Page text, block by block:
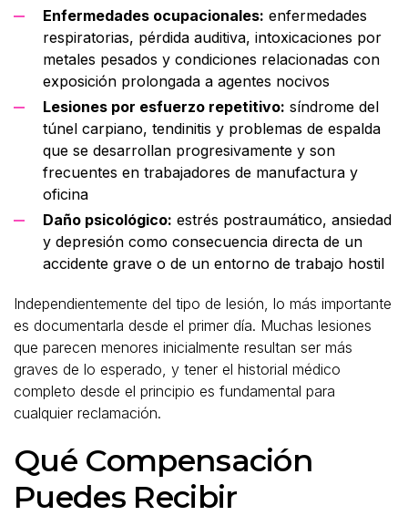
Enfermedades ocupacionales: enfermedades
respiratorias, pérdida auditiva, intoxicaciones por
metales pesados y condiciones relacionadas con
exposición prolongada a agentes nocivos
Lesiones por esfuerzo repetitivo: síndrome del
túnel carpiano, tendinitis y problemas de espalda
que se desarrollan progresivamente y son
frecuentes en trabajadores de manufactura y
oficina
Daño psicológico: estrés postraumático, ansiedad
y depresión como consecuencia directa de un
accidente grave o de un entorno de trabajo hostil
Independientemente del tipo de lesión, lo más importante
es documentarla desde el primer día. Muchas lesiones
que parecen menores inicialmente resultan ser más
graves de lo esperado, y tener el historial médico
completo desde el principio es fundamental para
cualquier reclamación.
Qué Compensación
Puedes Recibir